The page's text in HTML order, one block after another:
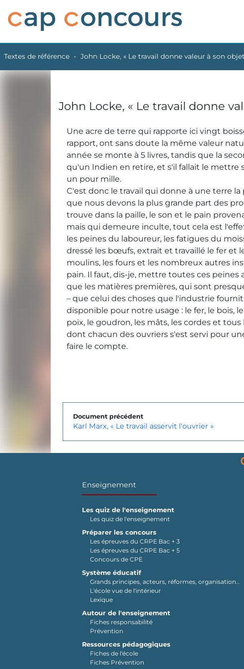
Textes de référence John Locke, « Le travail donne valeur à son
John Locke, « Le travail donne
Une acre de terre qui rapporte ici vingt
rapport, ont sans doute la même valeur
année se monte à 5 livres, tandis que la
qu'un Indien en retire, et s'il fallait le mettre
un pour mille.
C'est donc le travail qui donne à une terre
que nous devons la plus grande part des
trouve dans la paille, le son et le pain
mais qui demeure inculte, tout cela est
les peines du laboureur, les fatigues du
dressé les bœufs, extrait et travaillé le fer et
moulins, les fours et les nombreux autres
pain. Il faut, dis-je, mettre toutes ces
que les matières premières, qui sont
– que celui des choses que l'industrie
disponible pour notre usage : le fer, le bois,
poix, le goudron, les mâts, les cordes et
dont chacun des ouvriers s'est servi pour
faire le compte.
Document précédent
Karl Marx, « Le travail asservit l'ouvrier »
Enseignement
Les quiz de l'enseignement
Les quiz de l'enseignement
Préparer les concours
Les épreuves du CRPE Bac + 3
Les épreuves du CRPE Bac + 5
Concours de CPE
Système éducatif
Grands principes, acteurs, réformes, organisation...
L'école vue de l'intérieur
Lexique
Autour de l'enseignement
Fiches responsabilité
Prévention
Ressources pédagogiques
Fiches de l'école
Fiches Prévention